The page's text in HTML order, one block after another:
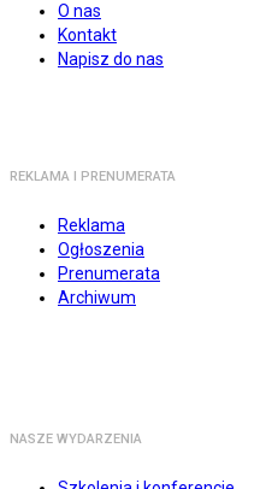
O nas
Kontakt
Napisz do nas
REKLAMA I PRENUMERATA
Reklama
Ogłoszenia
Prenumerata
Archiwum
NASZE WYDARZENIA